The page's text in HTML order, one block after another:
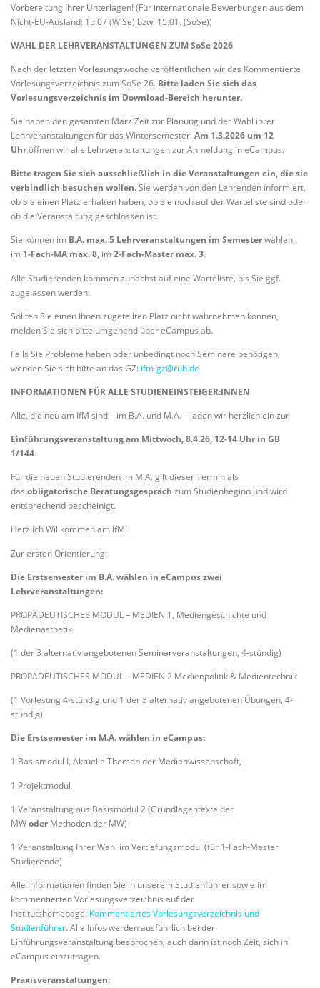
Vorbereitung Ihrer Unterlagen! (Für internationale Bewerbungen aus dem
Nicht-EU-Ausland: 15.07 (WiSe) bzw. 15.01. (SoSe))
WAHL DER LEHRVERANSTALTUNGEN ZUM SoSe 2026
Nach der letzten Vorlesungswoche veröffentlichen wir das Kommentierte
Vorlesungsverzeichnis zum SoSe 26. Bitte laden Sie sich das
Vorlesungsverzeichnis im Download-Bereich herunter.
Sie haben den gesamten März Zeit zur Planung und der Wahl ihrer
Lehrveranstaltungen für das Wintersemester. Am 1.3.2026 um 12
Uhröffnen wir alle Lehrveranstaltungen zur Anmeldung in eCampus.
Bitte tragen Sie sich ausschließlich in die Veranstaltungen ein, die sie
verbindlich besuchen wollen.Sie werden von den Lehrenden informiert,
ob Sie einen Platz erhalten haben, ob Sie noch auf der Warteliste sind oder
ob die Veranstaltung geschlossen ist.
Sie können im B.A. max. 5 Lehrveranstaltungen im Semesterwählen,
im 1-Fach-MA max. 8, im2-Fach-Master max. 3.
Alle Studierenden kommen zunächst auf eine Warteliste, bis Sie ggf.
zugelassen werden.
Sollten Sie einen Ihnen zugeteilten Platz nicht wahrnehmen können,
melden Sie sich bitte umgehend über eCampus ab.
Falls Sie Probleme haben oder unbedingt noch Seminare benötigen,
wenden Sie sich bitte an das GZ: ifm-gz@rub.de
INFORMATIONEN FÜR ALLE STUDIENEINSTEIGER:INNEN
Alle, die neu am IfM sind – im B.A. und M.A. – laden wir herzlich ein zur
Einführungsveranstaltung am Mittwoch, 8.4.26, 12-14 Uhr in GB
1/144.
Für die neuen Studierenden im M.A. gilt dieser Termin als
das obligatorische Beratungsgespräch zum Studienbeginn und wird
entsprechend bescheinigt.
Herzlich Willkommen am IfM!
Zur ersten Orientierung:
Die Erstsemester im B.A. wählen in eCampus zwei
Lehrveranstaltungen:
PROPÄDEUTISCHES MODUL – MEDIEN 1, Mediengeschichte und
Medienästhetik
(1 der 3 alternativ angebotenen Seminarveranstaltungen, 4-stündig)
PROPÄDEUTISCHES MODUL – MEDIEN 2 Medienpolitik & Medientechnik
(1 Vorlesung 4-stündig und 1 der 3 alternativ angebotenen Übungen, 4-
stündig)
Die Erstsemester im M.A. wählen in eCampus:
1 Basismodul I, Aktuelle Themen der Medienwissenschaft,
1 Projektmodul
1 Veranstaltung aus Basismodul 2 (Grundlagentexte der
MWoder Methoden der MW)
1 Veranstaltung Ihrer Wahl im Vertiefungsmodul (für 1-Fach-Master
Studierende)
Alle Informationen finden Sie in unserem Studienführer sowie im
kommentierten Vorlesungsverzeichnis auf der
Institutshomepage: Kommentiertes Vorlesungsverzeichnis und
Studienführer. Alle Infos werden ausführlich bei der
Einführungsveranstaltung besprochen, auch dann ist noch Zeit, sich in
eCampus einzutragen.
Praxisveranstaltungen: